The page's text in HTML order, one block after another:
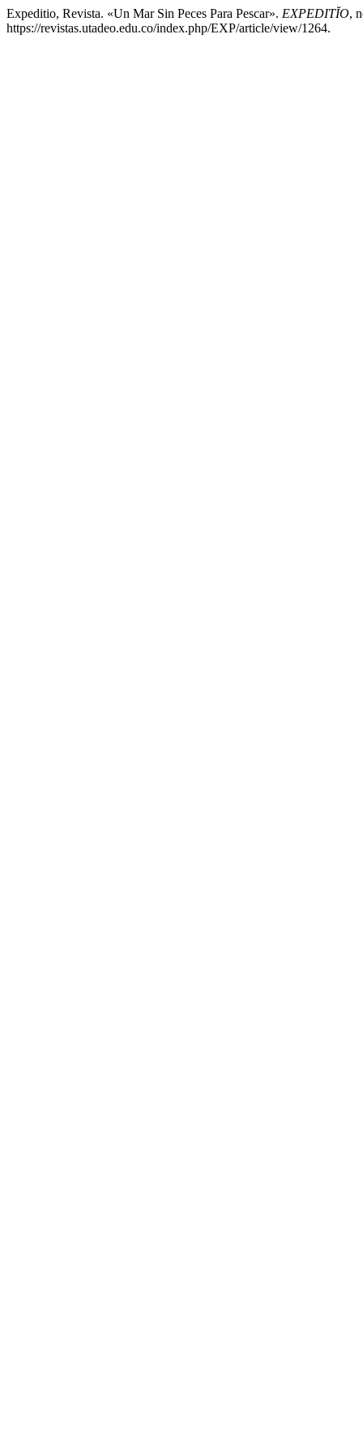
Expeditio, Revista. «Un Mar Sin Peces Para Pescar». EXPEDITĬO,
https://revistas.utadeo.edu.co/index.php/EXP/article/view/1264.